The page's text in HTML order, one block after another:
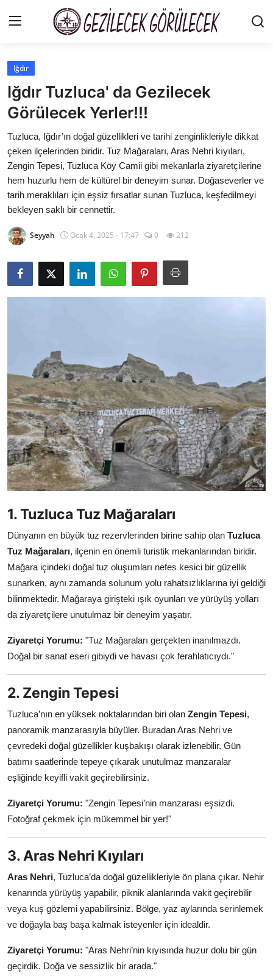
Gizlilik Sözleşmesi
Gezi Rehberleri
İletişim
Şehirler
Gezilecek Yerler
Tarih & Mitoloji
Yeme İçme Rehberi
Kamp & Doğa
Yaz Tatili & Plajlar
Hafta Sonu & Günübirlik
Iğdır
Iğdır Tuzluca' da Gezilecek
Görülecek Yerler!!!
Tuzluca, Iğdır’ın doğal güzellikleri ve tarihi zenginlikleriyle dikkat
çeken ilçelerinden biridir. Tuz Mağaraları, Aras Nehri kıyıları,
Zengin Tepesi, Tuzluca Köy Camii gibi mekanlarla ziyaretçilerine
hem huzurlu hem de kültürel bir deneyim sunar. Doğaseverler ve
tarih meraklıları için eşsiz fırsatlar sunan Tuzluca, keşfedilmeyi
bekleyen saklı bir cennettir.
Seyyah Ocak 4, 2025 - 17:47 0 212
1. Tuzluca Tuz Mağaraları
Dünyanın en büyük tuz rezervlerinden birine sahip olan Tuzluca
Tuz Mağaraları, ilçenin en önemli turistik mekanlarından biridir.
Mağara içindeki doğal tuz oluşumları nefes kesici bir güzellik
sunarken, aynı zamanda solunum yolu rahatsızlıklarına iyi geldiği
bilinmektedir. Mağaraya girişteki ışık oyunları ve yürüyüş yolları
da ziyaretçilere unutulmaz bir deneyim yaşatır.
Ziyaretçi Yorumu: "Tuz Mağaraları gerçekten inanılmazdı.
Doğal bir sanat eseri gibiydi ve havası çok ferahlatıcıydı."
2. Zengin Tepesi
Tuzluca’nın en yüksek noktalarından biri olan Zengin Tepesi,
panoramik manzarasıyla büyüler. Buradan Aras Nehri ve
çevredeki doğal güzellikler kuşbakışı olarak izlenebilir. Gün
batımı saatlerinde tepeye çıkarak unutulmaz manzaralar
eşliğinde keyifli vakit geçirebilirsiniz.
Ziyaretçi Yorumu: "Zengin Tepesi’nin manzarası eşsizdi.
Fotoğraf çekmek için mükemmel bir yer!"
3. Aras Nehri Kıyıları
Aras Nehri, Tuzluca’da doğal güzellikleriyle ön plana çıkar. Nehir
kenarında yürüyüş yapabilir, piknik alanlarında vakit geçirebilir
veya kuş gözlemi yapabilirsiniz. Bölge, yaz aylarında serinlemek
ve doğayla baş başa kalmak isteyenler için idealdir.
Ziyaretçi Yorumu: "Aras Nehri’nin kıyısında huzur dolu bir gün
geçirdik. Doğa ve sessizlik bir arada."